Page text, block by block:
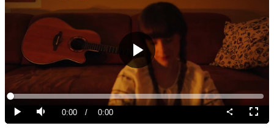
Predvajaj
PredvajajTiho Current
0:00 / Duration
0:00
Loaded:
0%
način